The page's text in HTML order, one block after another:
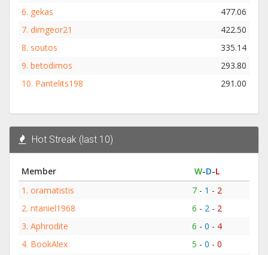
6. gekas
477.06
7. dimgeor21
422.50
8. soutos
335.14
9. betodimos
293.80
10. Pantelits198 291.00
Hot Streak (last 10)
Member W-D-L
1. oramatistis 7- 1 - 2
2. ntaniel1968 6 - 2 - 2
3. Aphrodite 6 - 0 - 4
4. BookAlex 5 - 0 - 0